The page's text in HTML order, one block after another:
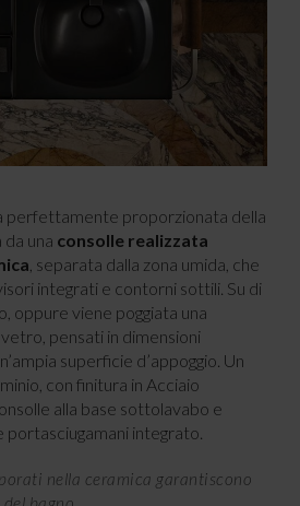
perfettamente proporzionata della
una consolle realizzata
, separata dalla zona umida, che
integrati e contorni sottili. Su di
oppure viene poggiata una
pensati in dimensioni
superficie d’appoggio. Un
con finitura in Acciaio
alla base sottolavabo e
portasciugamani integrato.
nella ceramica garantiscono